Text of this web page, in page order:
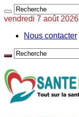
vendredi 7 août 2026
Nous contacter